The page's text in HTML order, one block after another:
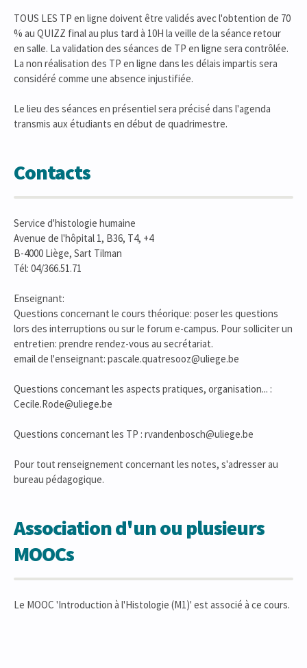
TOUS LES TP en ligne doivent être validés avec l'obtention de 70
% au QUIZZ final au plus tard à 10H la veille de la séance retour
en salle. La validation des séances de TP en ligne sera contrôlée.
La non réalisation des TP en ligne dans les délais impartis sera
considéré comme une absence injustifiée.
Le lieu des séances en présentiel sera précisé dans l'agenda
transmis aux étudiants en début de quadrimestre.
Contacts
Service d'histologie humaine
Avenue de l'hôpital 1, B36, T4, +4
B-4000 Liège, Sart Tilman
Tél: 04/366.51.71
Enseignant:
Questions concernant le cours théorique: poser les questions
lors des interruptions ou sur le forum e-campus. Pour solliciter un
entretien: prendre rendez-vous au secrétariat.
email de l'enseignant: pascale.quatresooz@uliege.be
Questions concernant les aspects pratiques, organisation... :
Cecile.Rode@uliege.be
Questions concernant les TP : rvandenbosch@uliege.be
Pour tout renseignement concernant les notes, s'adresser au
bureau pédagogique.
Association d'un ou plusieurs
MOOCs
Le MOOC 'Introduction à l'Histologie (M1)' est associé à ce cours.